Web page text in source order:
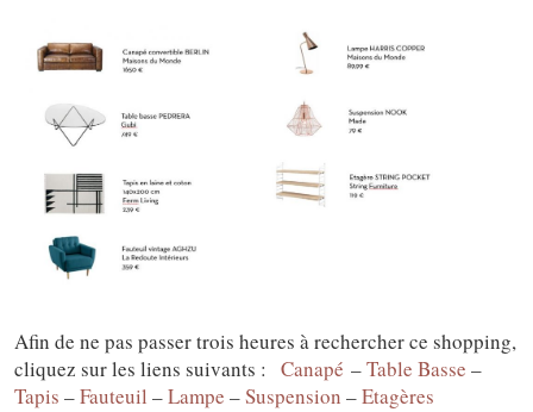
Afin de ne pas passer trois heures à rechercher ce shopping,
cliquez sur les liens suivants : Canapé –Table Basse –
Tapis –Fauteuil –Lampe –Suspension –Etagères